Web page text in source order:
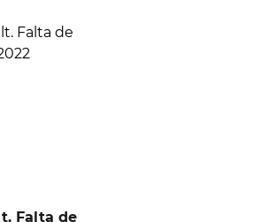
Falta de